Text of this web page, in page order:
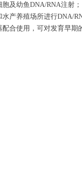
微罐注系统> SYS-PV850
及幼鱼DNA/RNA注射；
产养殖场所进行DNA/
合使用，可对发育早